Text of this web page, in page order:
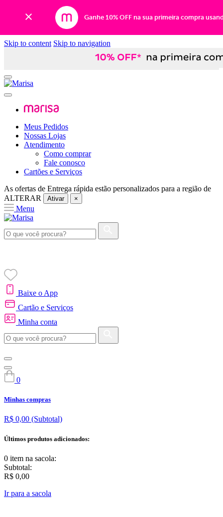
Ganhe 10% OFF na sua primeira compra
Skip to content Skip to navigation
Meus Pedidos
Nossas Lojas
Atendimento
Como comprar
Fale conosco
Cartões e Serviços
As ofertas de Entrega rápida estão personalizados para a região de
ALTERAR
Ativar ×
Menu
Baixe o App
Cartão e Serviços
Minha conta
0
Minhas compras
R$ 0,00 (Subtotal)
Últimos produtos adicionados:
0 item na sacola:
Subtotal:
R$ 0,00
Ir para a sacola